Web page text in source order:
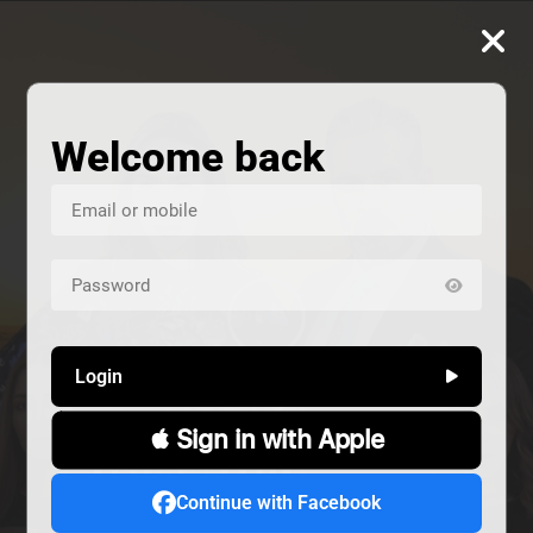
Welcome back
Login
 Sign in with Apple
Continue with Facebook
هند خانم
المشردون
ALIVE